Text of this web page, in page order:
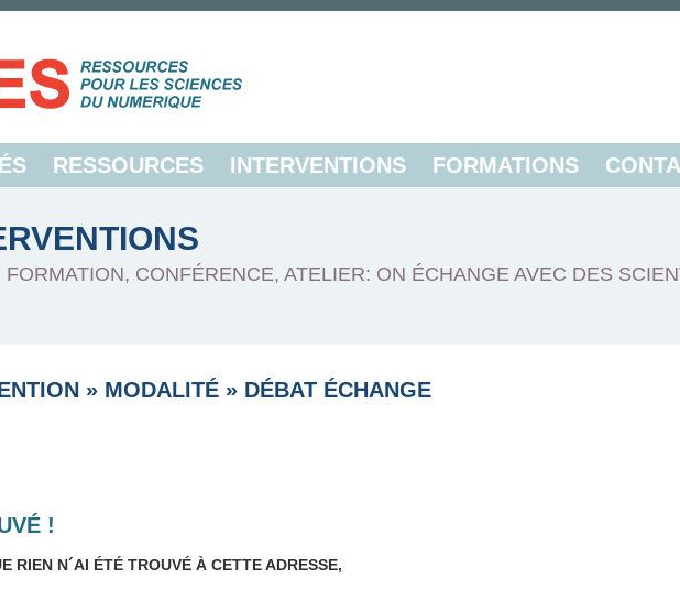
RESSOURCES INTERVENTIONS FORMATIONS
FORMATION, CONFÉRENCE, ATELIER: ON ÉCHANGE AVEC DES
» MODALITÉ » DÉBAT ÉCHANGE
!
RIEN N´AI ÉTÉ TROUVÉ À CETTE ADRESSE,